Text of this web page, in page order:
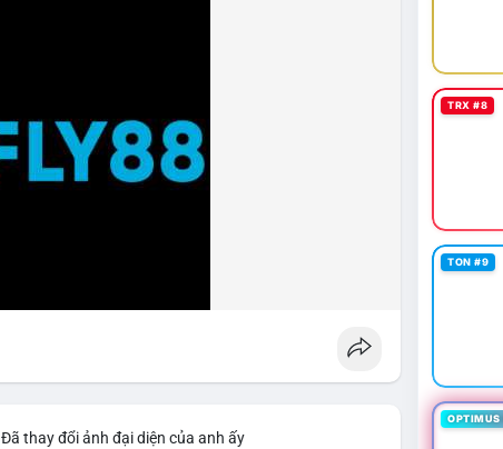
Đã thay đổi ảnh đại diện của anh ấy
TRX #8
TON #9
OPTIMUS